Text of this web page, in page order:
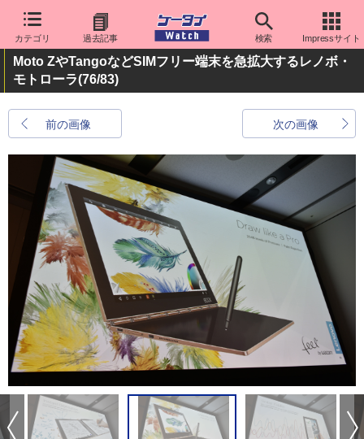
カテゴリ 過去記事 検索 Impressサイト
Moto ZやTangoなどSIMフリー端末を急拡大するレノボ・
モトローラ(76/83)
前の画像 次の画像